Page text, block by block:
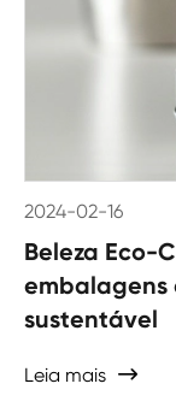
2024-02-16
Beleza Eco-
embalagens
sustentável
Leia mais 